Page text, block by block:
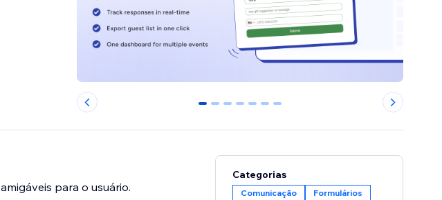
0 1 2 3 4 5 6
para o usuário.
Categorias
Comunicação Formulários